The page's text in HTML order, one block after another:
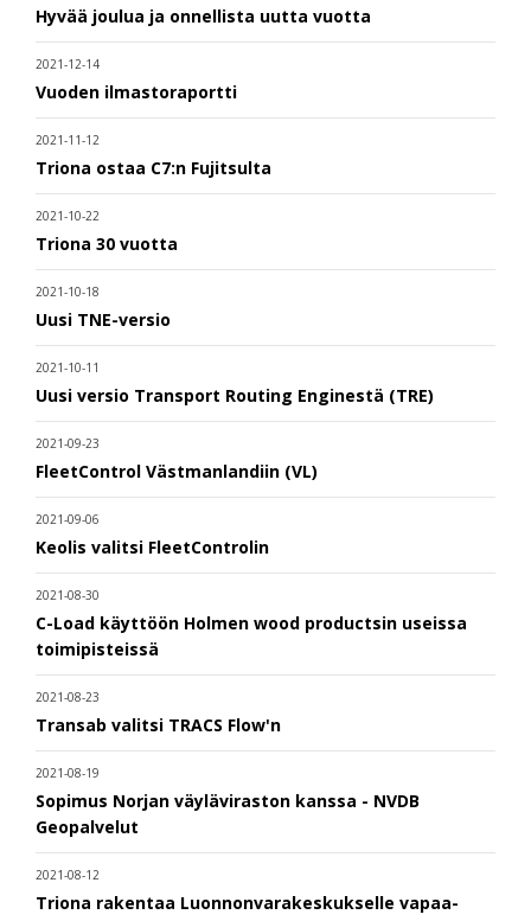
Hyvää joulua ja onnellista uutta vuotta
2021-12-14
Vuoden ilmastoraportti
2021-11-12
Triona ostaa C7:n Fujitsulta
2021-10-22
Triona 30 vuotta
2021-10-18
Uusi TNE-versio
2021-10-11
Uusi versio Transport Routing Enginestä (TRE)
2021-09-23
FleetControl Västmanlandiin (VL)
2021-09-06
Keolis valitsi FleetControlin
2021-08-30
C-Load käyttöön Holmen wood productsin useissa
toimipisteissä
2021-08-23
Transab valitsi TRACS Flow'n
2021-08-19
Sopimus Norjan väyläviraston kanssa - NVDB
Geopalvelut
2021-08-12
Triona rakentaa Luonnonvarakeskukselle vapaa-